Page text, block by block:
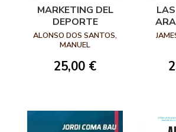
MARKETING DEL
DEPORTE
ALONSO DOS SANTOS,
MANUEL
25,00 €